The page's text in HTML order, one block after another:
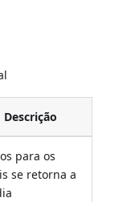
Descrição
para os
se retorna a